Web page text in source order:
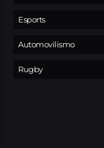
Esports
Automovilismo
Rugby